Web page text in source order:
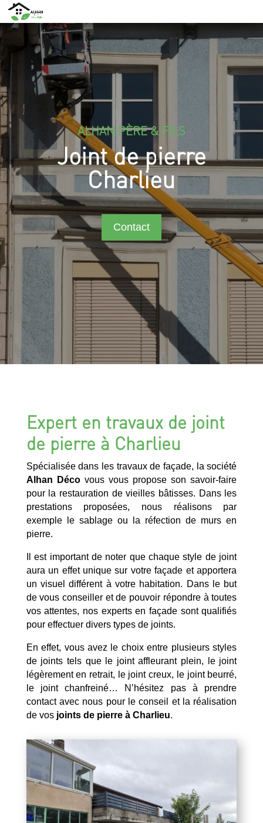
ALHAN PÈRE & FILS
Joint de pierre
Charlieu
Contact
Expert en travaux de joint
de pierre à Charlieu
Spécialisée dans les travaux de façade, la société
Alhan Décovous vous propose son savoir-faire
pour la restauration de vieilles bâtisses. Dans les
prestations proposées, nous réalisons par
exemple le sablage ou la réfection de murs en
pierre.
Il est important de noter que chaque style de joint
aura un effet unique sur votre façade et apportera
un visuel différent à votre habitation. Dans le but
de vous conseiller et de pouvoir répondre à toutes
vos attentes, nos experts en façade sont qualifiés
pour effectuer divers types de joints.
En effet, vous avez le choix entre plusieurs styles
de joints tels que le joint affleurant plein, le joint
légèrement en retrait, le joint creux, le joint beurré,
le joint chanfreiné… N’hésitez pas à prendre
contact avec nous pour le conseil et la réalisation
de vos joints de pierre à Charlieu.